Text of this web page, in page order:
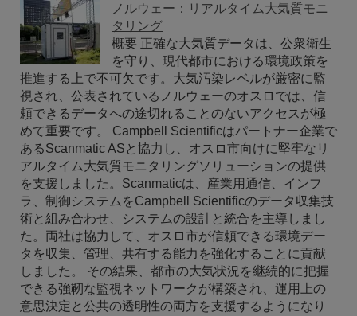
ノルウェー：リアルタイム大気質モニ
タリング
概要 正確な大気質データは、公衆衛生
を守り、現代都市における環境政策を
推進する上で不可欠です。大気汚染レベルが厳密に監
視され、公表されているノルウェーのオスロでは、信
頼できるデータへの途切れることのないアクセスが極
めて重要です。 Campbell Scientificはパートナー企業で
あるScanmatic ASと協力し、オスロ市向けに堅牢なリ
アルタイム大気質モニタリングソリューションの提供
を支援しました。Scanmaticは、産業用通信、インフ
ラ、制御システムをCampbell Scientificのデータ収集技
術と組み合わせ、システムの設計と統合を主導しまし
た。両社は協力して、オスロ市が信頼できる環境デー
タを収集、管理、共有する能力を強化することに貢献
しました。 その結果、都市の大気状況を継続的に把握
できる強靭な監視ネットワークが構築され、運用上の
意思決定と公共の透明性の両方を支援するようになり